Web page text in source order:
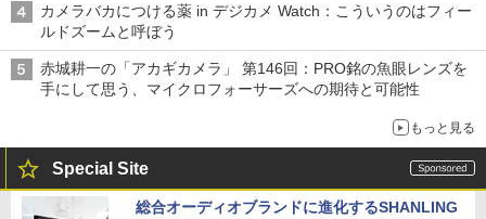
カメラバカにつける薬 in デジカメ Watch：こういうのはフィー
ルドズームと呼ぼう
赤城耕一の「アカギカメラ」 第146回：PRO銘の魚眼レンズを
手にして思う、マイクロフォーサーズへの期待と可能性
もっと見る
Special Site
総合オーディオブランドに進化するSHANLING